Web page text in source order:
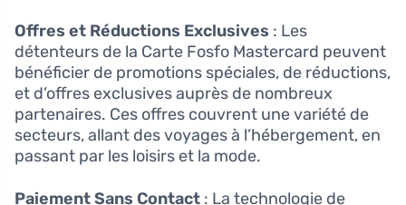
Offres et Réductions Exclusives : Les
détenteurs de la Carte Fosfo Mastercard peuvent
bénéficier de promotions spéciales, de réductions,
et d’offres exclusives auprès de nombreux
partenaires. Ces offres couvrent une variété de
secteurs, allant des voyages à l’hébergement, en
passant par les loisirs et la mode.
Paiement Sans Contact : La technologie de